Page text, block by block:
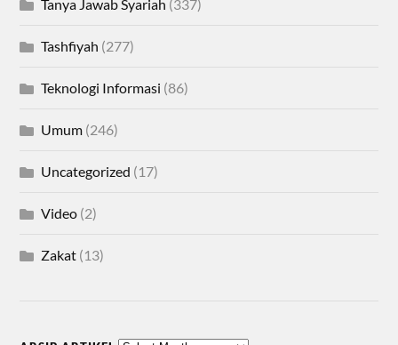
Tanya Jawab Syariah (337)
Tashfiyah (277)
Teknologi Informasi (86)
Umum (246)
Uncategorized (17)
Video (2)
Zakat (13)